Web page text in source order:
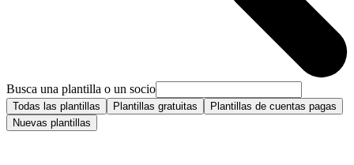
Busca una plantilla o un socio
Todas las plantillas Plantillas gratuitas
Plantillas de cuentas pagas
Nuevas plantillas